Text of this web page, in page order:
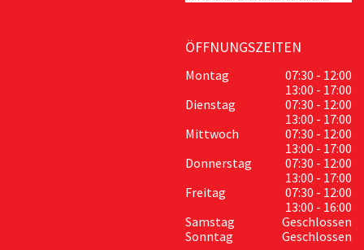
ÖFFNUNGSZEITEN
Montag
07:30 - 12:00
13:00 - 17:00
Dienstag
07:30 - 12:00
13:00 - 17:00
Mittwoch
07:30 - 12:00
13:00 - 17:00
Donnerstag
07:30 - 12:00
13:00 - 17:00
Freitag
07:30 - 12:00
13:00 - 16:00
Samstag
Geschlossen
Sonntag
Geschlossen